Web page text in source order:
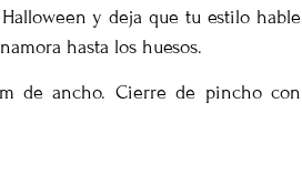
y deja que tu estilo hable
hasta los huesos.
de ancho. Cierre de pincho con